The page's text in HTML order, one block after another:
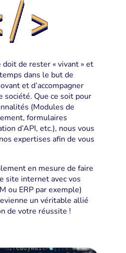
de rester « vivant » et
dans le but de
et d’accompagner
société. Que ce soit pour
(Modules de
formulaires
d’API, etc.), nous vous
expertises afin de vous
en mesure de faire
site internet avec vos
ou ERP par exemple)
un véritable allié
de votre réussite !